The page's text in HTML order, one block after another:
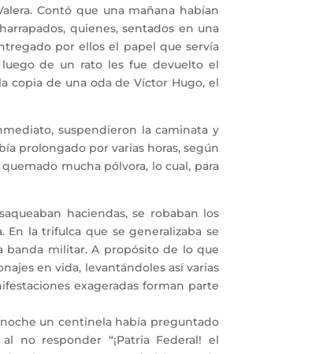
Contó que una mañana habían
quienes, sentados en una
por ellos el papel que servía
de un rato les fue devuelto el
copia de una oda de Víctor Hugo, el
suspendieron la caminata y
prolongado por varias horas, según
mucha pólvora, lo cual, para
haciendas, se robaban los
la trifulca que se generalizaba se
banda militar. A propósito de lo que
en vida, levantándoles así varias
exageradas forman parte
un centinela había preguntado
no responder “¡Patria Federal! el